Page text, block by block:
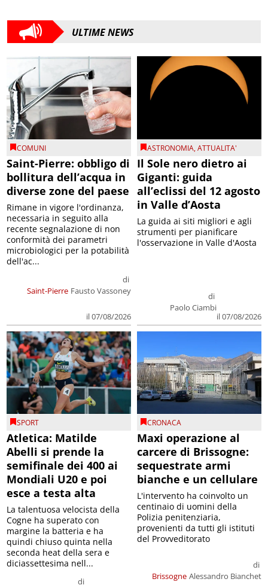
ULTIME NEWS
COMUNI
Saint-Pierre: obbligo di
bollitura dell’acqua in
diverse zone del paese
Saint-Pierre
di
Fausto Vassoney
il 07/08/2026
Rimane in vigore l'ordinanza,
necessaria in seguito alla
recente segnalazione di non
conformità dei parametri
microbiologici per la potabilità
dell'ac...
ASTRONOMIA,ATTUALITA'
Il Sole nero dietro ai
Giganti: guida
all’eclissi del 12 agosto
in Valle d’Aosta
di
Paolo Ciambi
il 07/08/2026
La guida ai siti migliori e agli
strumenti per pianificare
l'osservazione in Valle d'Aosta
SPORT
Atletica: Matilde
Abelli si prende la
semifinale dei 400 ai
Mondiali U20 e poi
esce a testa alta
di
La talentuosa velocista della
Cogne ha superato con
margine la batteria e ha
quindi chiuso quinta nella
seconda heat della sera e
diciassettesima nell...
CRONACA
Maxi operazione al
carcere di Brissogne:
sequestrate armi
bianche e un cellulare
Brissogne
di
Alessandro Bianchet
L'intervento ha coinvolto un
centinaio di uomini della
Polizia penitenziaria,
provenienti da tutti gli istituti
del Provveditorato